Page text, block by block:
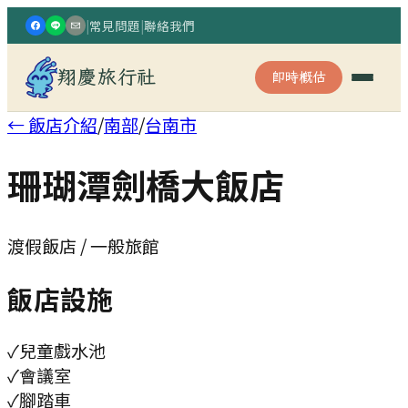
|常見問題|聯絡我們
翔慶旅行社 即時概估
← 飯店介紹/南部/台南市
珊瑚潭劍橋大飯店
渡假飯店 / 一般旅館
飯店設施
✓兒童戲水池
✓會議室
✓腳踏車